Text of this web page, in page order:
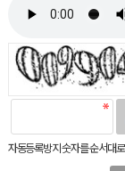
자동등록방지 숫자를 순서대